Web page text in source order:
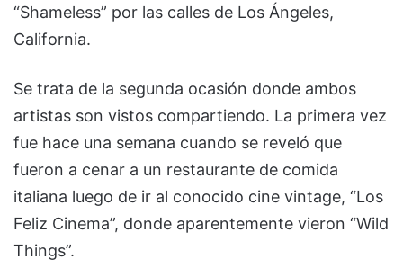
“Shameless” por las calles de Los Ángeles,
California.
Se trata de la segunda ocasión donde ambos
artistas son vistos compartiendo. La primera vez
fue hace una semana cuando se reveló que
fueron a cenar a un restaurante de comida
italiana luego de ir al conocido cine vintage, “Los
Feliz Cinema”, donde aparentemente vieron “Wild
Things”.